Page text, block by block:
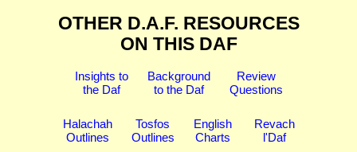
OTHER D.A.F. RESOURCES
ON THIS DAF
Insights to
the Daf
Background
to the Daf
Review
Questions
Halachah
Outlines
Tosfos
Outlines
English
Charts
Revach
l'Daf